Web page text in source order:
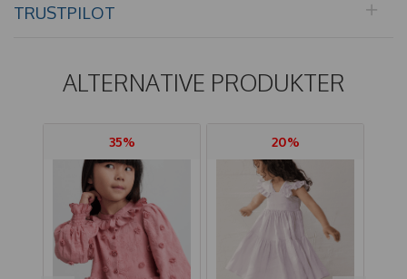
TRUSTPILOT
ALTERNATIVE PRODUKTER
35% 20%